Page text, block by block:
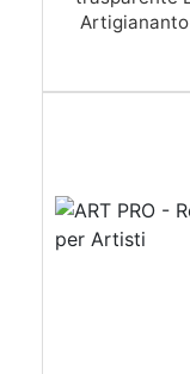
perfetta per
Applicazioni
spessore